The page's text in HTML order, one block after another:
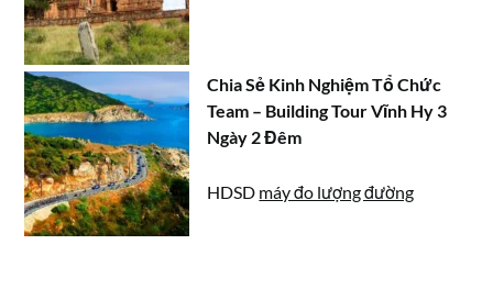
Chia Sẻ Kinh Nghiệm Tổ Chức
Team – Building Tour Vĩnh Hy 3
Ngày 2 Đêm
HDSD máy đo lượng đường